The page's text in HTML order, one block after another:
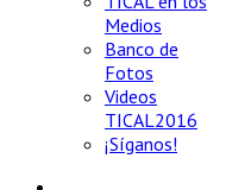
Medios
Banco de
Fotos
Videos
TICAL2016
¡Síganos!